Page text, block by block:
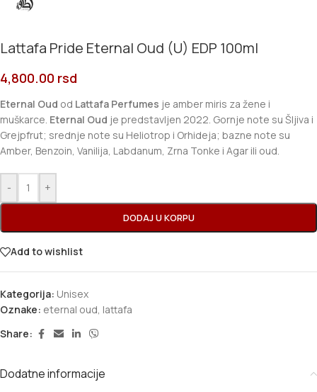
Lattafa Pride Eternal Oud (U) EDP 100ml
4,800.00 rsd
Eternal Oud od Lattafa Perfumes je amber miris za žene i
muškarce. Eternal Oud je predstavljen 2022. Gornje note su Šljiva i
Grejpfrut; srednje note su Heliotrop i Orhideja; bazne note su
Amber, Benzoin, Vanilija, Labdanum, Zrna Tonke i Agar ili oud.
- +
DODAJ U KORPU
Add to wishlist
Kategorija: Unisex
Oznake: eternal oud lattafa
Share:
Dodatne informacije